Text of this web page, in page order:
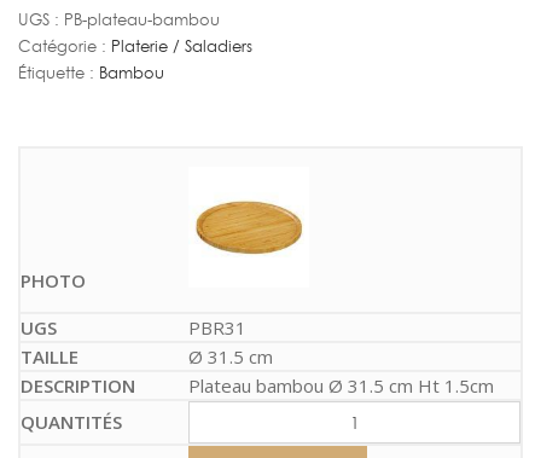
UGS : PB-plateau-bambou
Catégorie : Platerie / Saladiers
Étiquette : Bambou
PBR31
Ø 31.5 cm
Plateau bambou Ø 31.5 cm Ht 1.5cm